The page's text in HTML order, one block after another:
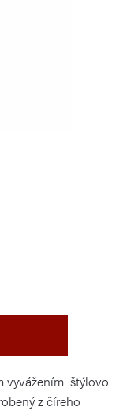
vyvážením štýlovo
z číreho